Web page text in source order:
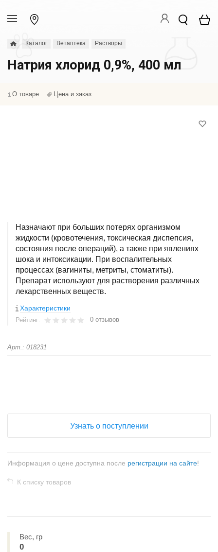
Каталог Ветаптека Растворы
Натрия хлорид 0,9%, 400 мл
О товаре Цена и заказ
Назначают при больших потерях организмом
жидкости (кровотечения, токсическая диспепсия,
состояния после операций), а также при явлениях
шока и интоксикации. При воспалительных
процессах (вагиниты, метриты, стоматиты).
Препарат используют для растворения различных
лекарственных веществ.
Характеристики
Рейтинг: 0 отзывов
Арт.: 018231
Узнать о поступлении
Информация о цене доступна после регистрации на сайте!
К списку товаров
Вес, гр
0